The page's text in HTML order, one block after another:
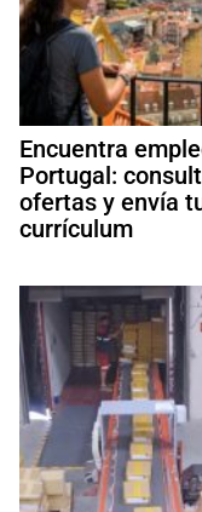
Encuentra
Portugal:
ofertas y envía
currículum